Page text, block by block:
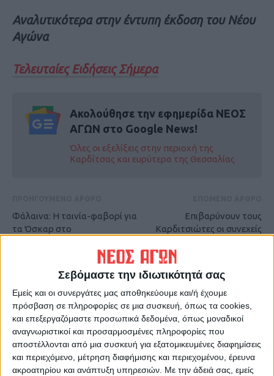
Σεβόμαστε την ιδιωτικότητά σας
Εμείς και οι συνεργάτες μας αποθηκεύουμε και/ή έχουμε
πρόσβαση σε πληροφορίες σε μια συσκευή, όπως τα cookies,
και επεξεργαζόμαστε προσωπικά δεδομένα, όπως μοναδικοί
αναγνωριστικοί και προσαρμοσμένες πληροφορίες που
αποστέλλονται από μια συσκευή για εξατομικευμένες διαφημίσεις
και περιεχόμενο, μέτρηση διαφήμισης και περιεχομένου, έρευνα
ακροατηρίου και ανάπτυξη υπηρεσιών. Με την άδειά σας, εμείς
Αναλυτικότερα στην έντυπη έκδοση του Νέου
Αγώνα
Τελευταίες Ειδήσεις Σήμερα
Ακολούθησε την εφημερίδα ΝΕΟΣ
ΑΓΩΝ στο Google News!
Όλες οι εξελίξεις στην περιοχή της
Καρδίτσας και ευρύτερα της Θεσσαλίας
Φάλαινα: Η ταινία-φαβορί για
τα Όσκαρ στο
Επιβαρύνουν τους
Καρδιτσιώτες οι συνεχείς
ΝΕΟΣ ΑΓΩΝ